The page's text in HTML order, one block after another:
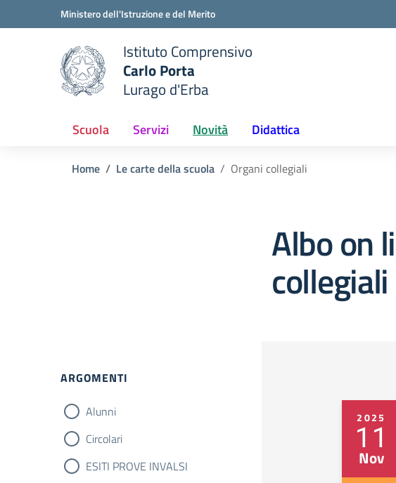
Vai ai contenuti
Vai al menu di navigazioneMinistero dell'Istruzione e del Merito
scuola
Istituto Comprensivo
Carlo Porta
Lurago d'Erba
Scuola Servizi Novità Didattica
Home Le carte della scuola Organi collegiali
Albo on
collegiali
Filtri
ARGOMENTI
Alunni
Circolari
ESITI PROVE INVALSI
2025
11
Nov